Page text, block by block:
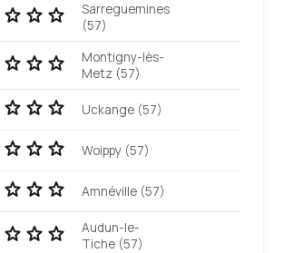
Sarreguemines
(57)
Montigny-lès-
Metz (57)
Uckange (57)
Woippy (57)
Amnéville (57)
Audun-le-
Tiche (57)